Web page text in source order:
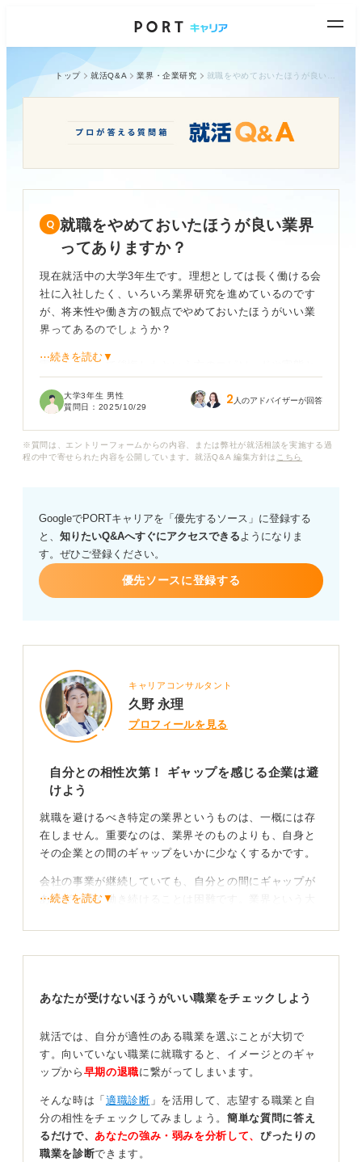
トップ 就活Q&A 業界・企業研究
就職をやめておいたほうが良い業界
ってありますか？
現在就活中の大学3年生です。理想としては長く働ける会
社に入社したく、いろいろ業界研究を進めているのです
が、将来性や働き方の観点でやめておいたほうがいい業
界ってあるのでしょうか？
実際に就職して後悔したという方のエピソードや実態と
があれば教えていただきたいです。
すが、リスクを最小限に抑えて後悔のないキャリアを築
⋯続きを読む▼
大学3年生 男性
質問日： 2025/10/29 2 人のアドバイザーが回答
※質問は、エントリーフォームからの内容、または弊社が就活相談を実施する過
程の中で寄せられた内容を公開しています。就活Q&A 編集方針は こちら
GoogleでPORTキャリアを「優先するソース」に登録する
と、 知りたいQ&Aへすぐにアクセスできるようになりま
す。ぜひご登録ください。
優先ソースに登録する
キャリアコンサルタント
久野 永理
プロフィールを見る
自分との相性次第！ ギャップを感じる企業は避
けよう
就職を避けるべき特定の業界というものは、一概には存
在しません。重要なのは、業界そのものよりも、自身と
その企業との間のギャップをいかに少なくするかです。
会社の事業が継続していても、自分との間にギャップが
あれば、長く働き続けることは困難です。業界という大
ることが大切です。
企業研究が不可欠です。
自分が仕事に何を求め、どのように成長していきたいの
と合っているかを見極めることが、長くやりがいを持っ
て働くための鍵となります。
入社はゴールではなく、あくまでスタートです。後悔の
⋯続きを読む▼
あなたが受けないほうがいい職業をチェックしよう
就活では、自分が適性のある職業を選ぶことが大切で
す。向いていない職業に就職すると、イメージとのギャ
ップから 早期の退職に繋がってしまいます。
そんな時は「 適職診断 」を活用して、志望する職業と自
分の相性をチェックしてみましょう。簡単な質問に答え
るだけで、 あなたの強み・弱みを分析して、 ぴったりの
職業を診断できます。